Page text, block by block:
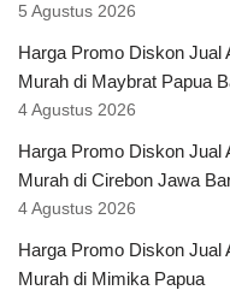
5 Agustus 2026
Harga Promo Diskon Jual
Murah di Maybrat Papua
4 Agustus 2026
Harga Promo Diskon Jual
Murah di Cirebon Jawa
4 Agustus 2026
Harga Promo Diskon Jual
Murah di Mimika Papua